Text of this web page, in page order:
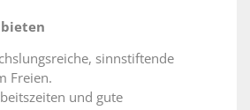
sinnstiftende
Freien.
und gute